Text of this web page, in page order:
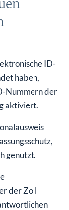
ID-
haben,
Nummern der
aktiviert.
genutzt.
der Zoll